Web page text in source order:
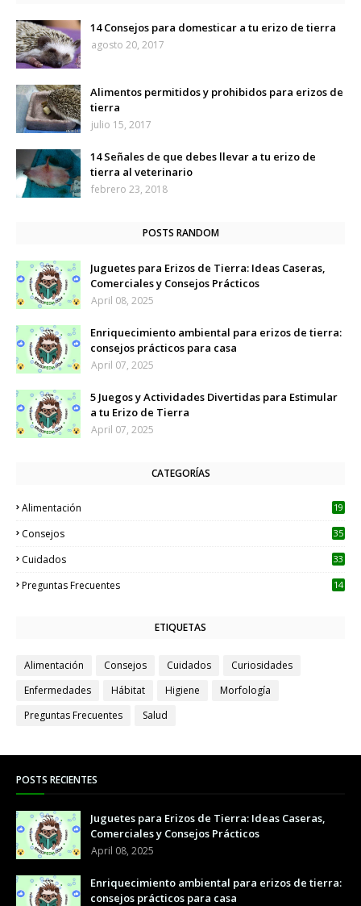
14 Consejos para domesticar a tu erizo de tierra
agosto 20, 2017
Alimentos permitidos y prohibidos para erizos de
tierra
julio 15, 2017
14 Señales de que debes llevar a tu erizo de
tierra al veterinario
febrero 23, 2018
POSTS RANDOM
Juguetes para Erizos de Tierra: Ideas Caseras,
Comerciales y Consejos Prácticos
April 08, 2025
Enriquecimiento ambiental para erizos de tierra:
consejos prácticos para casa
April 07, 2025
5 Juegos y Actividades Divertidas para Estimular
a tu Erizo de Tierra
April 07, 2025
CATEGORÍAS
Alimentación 19
Consejos 35
Cuidados 33
Preguntas Frecuentes 14
ETIQUETAS
Alimentación Consejos Cuidados
Curiosidades
Enfermedades
Hábitat Higiene
Morfología
Preguntas Frecuentes
Salud
POSTS RECIENTES
Juguetes para Erizos de Tierra: Ideas Caseras,
Comerciales y Consejos Prácticos
April 08, 2025
Enriquecimiento ambiental para erizos de tierra:
consejos prácticos para casa